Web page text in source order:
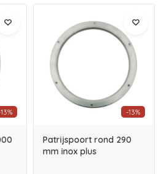
-13%
Patrijspoort rond 290
mm inox plus